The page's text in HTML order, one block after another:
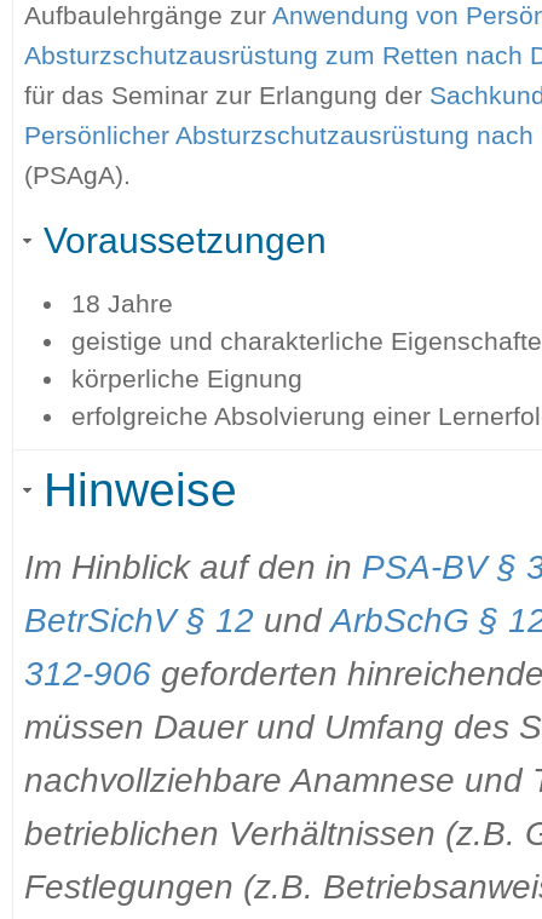
Aufbaulehrgänge zur Anwendung von
Absturzschutzausrüstung zum Retten nach
für das Seminar zur Erlangung der
Persönlicher Absturzschutzausrüstung
(PSAgA).
Voraussetzungen
18 Jahre
geistige und charakterliche
körperliche Eignung
erfolgreiche Absolvierung einer
Hinweise
Im Hinblick auf den in PSA-BV §
BetrSichV § 12 undArbSchG §
312-906 geforderten
müssen Dauer und Umfang des
nachvollziehbare Anamnese und
betrieblichen Verhältnissen (z.B.
Festlegungen (z.B.